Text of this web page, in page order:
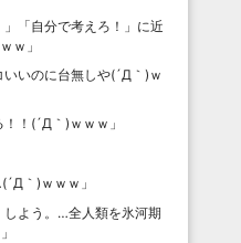
」「自分で考えろ！」に近
ｗ 」
いのに台無しや(´Д｀)ｗ
！(´Д｀)ｗｗｗ 」
｀)ｗｗｗ 」
よう。…全人類を氷河期
」